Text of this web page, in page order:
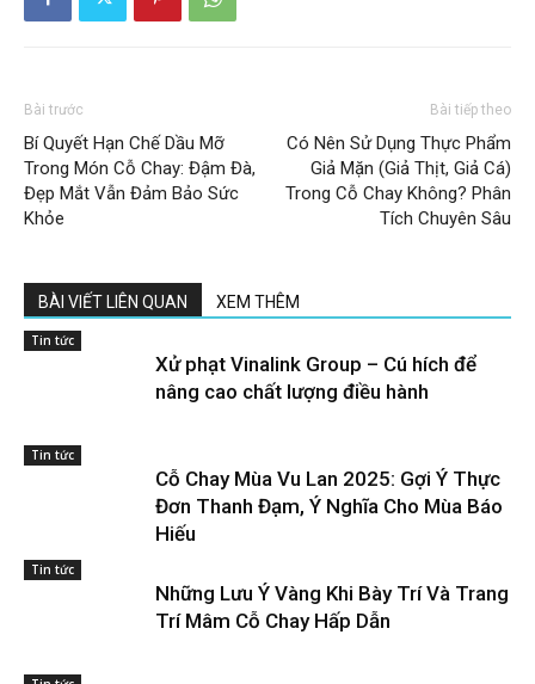
Bài trước
Bí Quyết Hạn Chế Dầu Mỡ
Trong Món Cỗ Chay: Đậm Đà,
Đẹp Mắt Vẫn Đảm Bảo Sức
Khỏe
Bài tiếp theo
Có Nên Sử Dụng Thực Phẩm
Giả Mặn (Giả Thịt, Giả Cá)
Trong Cỗ Chay Không? Phân
Tích Chuyên Sâu
BÀI VIẾT LIÊN QUAN XEM THÊM
Tin tức
Xử phạt Vinalink Group – Cú hích để
nâng cao chất lượng điều hành
Tin tức
Cỗ Chay Mùa Vu Lan 2025: Gợi Ý Thực
Đơn Thanh Đạm, Ý Nghĩa Cho Mùa Báo
Hiếu
Tin tức
Những Lưu Ý Vàng Khi Bày Trí Và Trang
Trí Mâm Cỗ Chay Hấp Dẫn